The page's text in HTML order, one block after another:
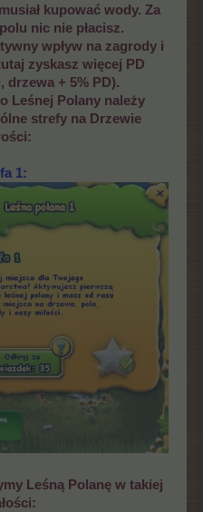
kupować wody. Za
nic nie płacisz.
wpływ na zagrody i
zyskasz więcej PD
drzewa + 5% PD).
Leśnej Polany należy
strefy na Drzewie
1:
Leśną Polanę w takiej